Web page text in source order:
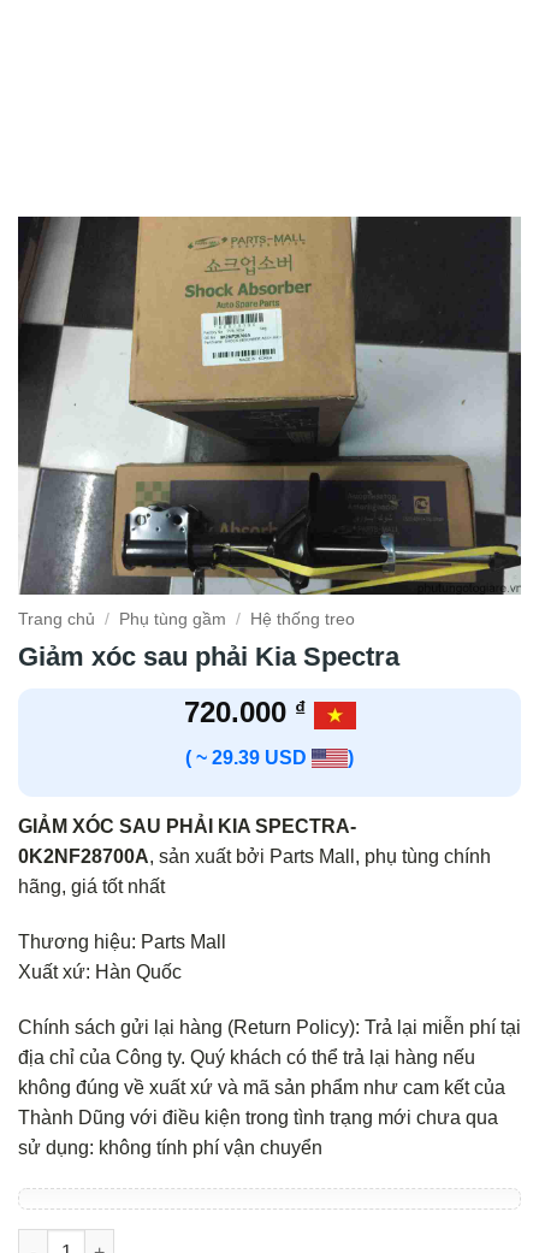
Trang chủ / Phụ tùng gầm / Hệ thống treo
Giảm xóc sau phải Kia Spectra
720.000 ₫
( ~ 29.39 USD )
GIẢM XÓC SAU PHẢI KIA SPECTRA-
0K2NF28700A, sản xuất bởi Parts Mall, phụ tùng chính
hãng, giá tốt nhất
Thương hiệu: Parts Mall
Xuất xứ: Hàn Quốc
Chính sách gửi lại hàng (Return Policy): Trả lại miễn phí tại
địa chỉ của Công ty. Quý khách có thể trả lại hàng nếu
không đúng về xuất xứ và mã sản phẩm như cam kết của
Thành Dũng với điều kiện trong tình trạng mới chưa qua
sử dụng: không tính phí vận chuyển
Giảm xóc sau phải Kia Spectra số lượng